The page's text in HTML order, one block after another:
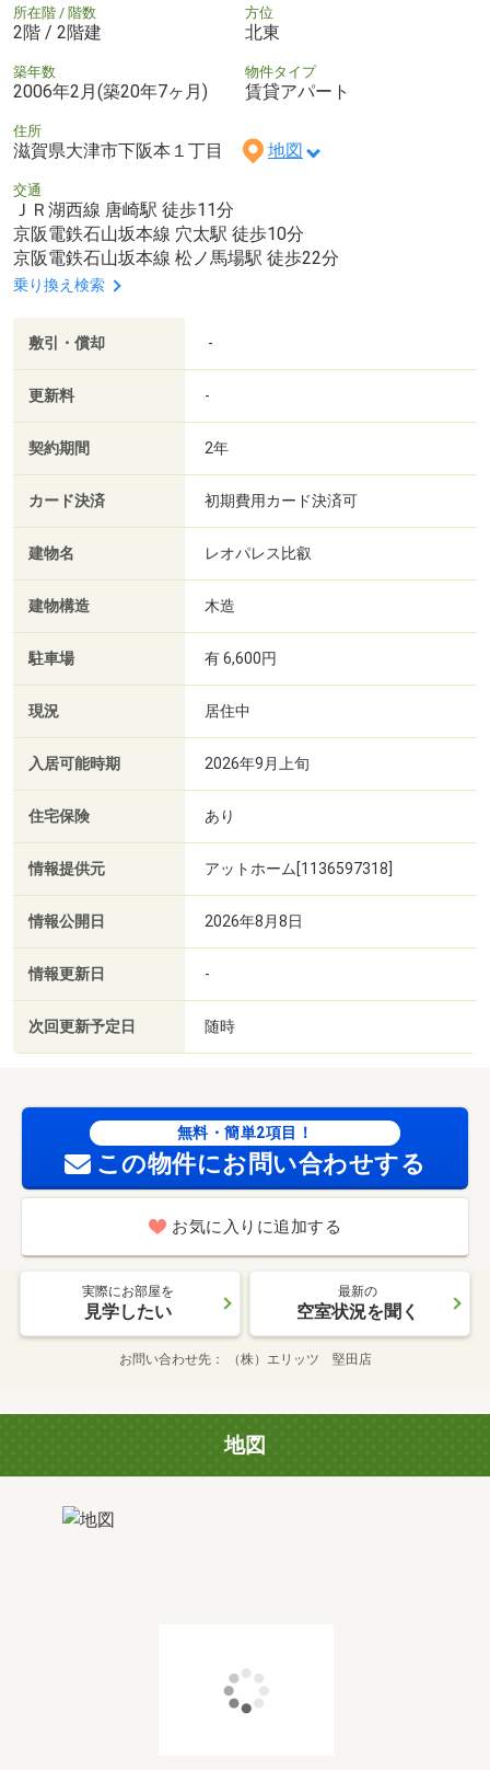
所在階 / 階数
2階 / 2階建
方位
北東
築年数
2006年2月(築20年7ヶ月)
物件タイプ
賃貸アパート
住所
滋賀県大津市下阪本１丁目 地図
交通
ＪＲ湖西線 唐崎駅 徒歩11分
京阪電鉄石山坂本線 穴太駅 徒歩10分
京阪電鉄石山坂本線 松ノ馬場駅 徒歩22分
乗り換え検索
敷引・償却 -
更新料 -
契約期間 2年
カード決済 初期費用カード決済可
建物名 レオパレス比叡
建物構造 木造
駐車場 有 6,600円
現況 居住中
入居可能時期 2026年9月上旬
住宅保険 あり
情報提供元 アットホーム[1136597318]
情報公開日 2026年8月8日
情報更新日 -
次回更新予定日 随時
無料・簡単2項目！
この物件にお問い合わせする
お気に入りに追加する
実際にお部屋を
見学したい
最新の
空室状況を聞く
お問い合わせ先 （株）エリッツ 堅田店
地図